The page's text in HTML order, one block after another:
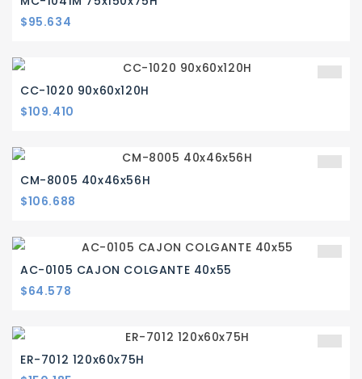
Precio
$95.634
CC-1020 90x60x120H
Precio
$109.410
CM-8005 40x46x56H
Precio
$106.688
AC-0105 CAJON COLGANTE 40x55
Precio
$64.578
ER-7012 120x60x75H